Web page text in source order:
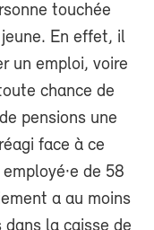
touchée
En effet, il
un emploi, voire
chance de
pensions une
face à ce
de 58
a au moins
la caisse de